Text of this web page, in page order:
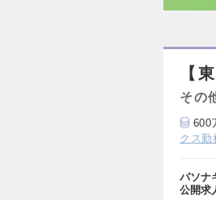
【
その
600
クス勤
パソナ
公開求